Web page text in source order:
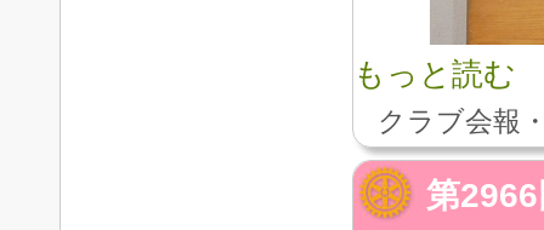
もっと読む
クラブ会報
第